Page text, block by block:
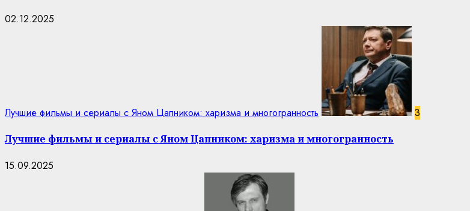
02.12.2025
Лучшие фильмы и сериалы с Яном Цапником: харизма и многогранность 3
Лучшие фильмы и сериалы с Яном Цапником: харизма и многогранность
15.09.2025